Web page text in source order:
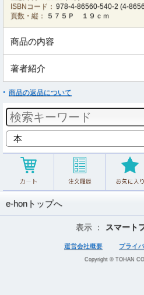
ISBNコード： 978-4-86560-540-2 (4-
頁数・縦：
５７５Ｐ １９ｃｍ
商品の内容
著者紹介
商品の返品について
e-honトップへ
表示 ： スマート
運営会社概要 プライ
Copyright © TOHAN